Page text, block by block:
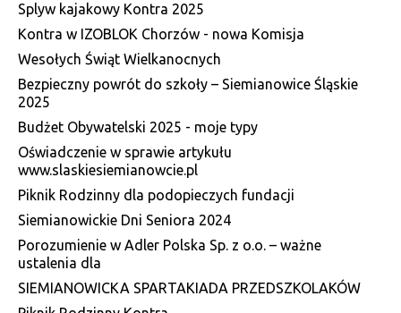
Splyw kajakowy Kontra 2025
Kontra w IZOBLOK Chorzów - nowa Komisja
Wesołych Świąt Wielkanocnych
Bezpieczny powrót do szkoły – Siemianowice Śląskie
2025
Budżet Obywatelski 2025 - moje typy
Oświadczenie w sprawie artykułu
www.slaskiesiemianowcie.pl
Piknik Rodzinny dla podopieczych fundacji
Siemianowickie Dni Seniora 2024
Porozumienie w Adler Polska Sp. z o.o. – ważne
ustalenia dla
SIEMIANOWICKA SPARTAKIADA PRZEDSZKOLAKÓW